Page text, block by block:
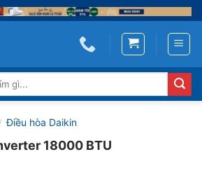
/ Điều hòa Daikin
18000 BTU